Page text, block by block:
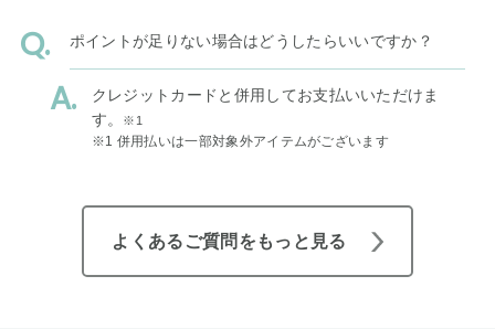
ポイントが足りない場合はどうしたらいいですか？
クレジットカードと併用してお支払いいただけま
す。
※1
※1 併用払いは一部対象外アイテムがございます
よくあるご質問をもっと見る